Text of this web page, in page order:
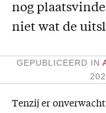
Service
Nabestellen
Vragen en
En verder
nog
niet wat de
GEPUBLICEERD IN
Tenzij er